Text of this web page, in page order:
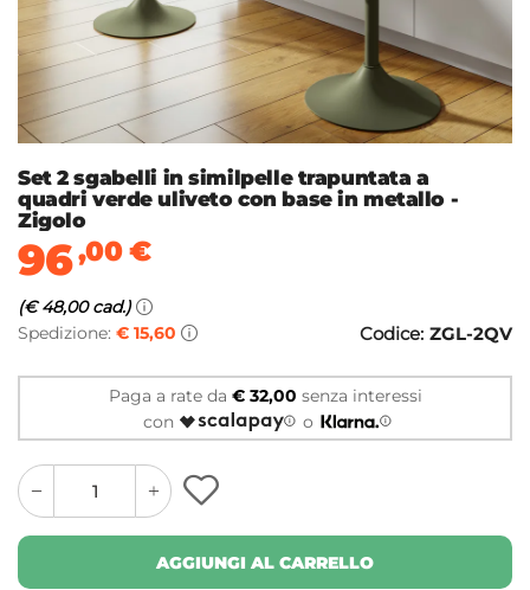
Set 2 sgabelli in similpelle trapuntata a
quadri verde uliveto con base in metallo -
Zigolo
96,00€
(€ 48,00 cad.)
Spedizione: € 15,60 Codice: ZGL-2QV
Paga a rate da € 32,00 senza interessi
con
o
quantity
button
quantity
minus
button
AGGIUNGI AL CARRELLO